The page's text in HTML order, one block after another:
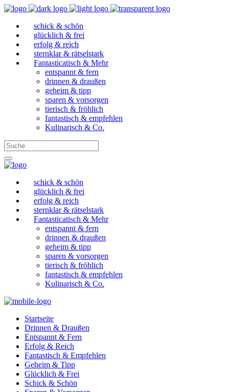
schick & schön
glücklich & frei
erfolg & reich
sternklar & rätselstark
Fantasticatisch & Mehr
entspannt & fern
drinnen & draußen
geheim & tipp
sparen & vorsorgen
tierisch & fröhlich
fantastisch & empfehlen
Kulinarisch & Co.
schick & schön
glücklich & frei
erfolg & reich
sternklar & rätselstark
Fantasticatisch & Mehr
entspannt & fern
drinnen & draußen
geheim & tipp
sparen & vorsorgen
tierisch & fröhlich
fantastisch & empfehlen
Kulinarisch & Co.
Startseite
Drinnen & Draußen
Entspannt & Fern
Erfolg & Reich
Fantastisch & Empfehlen
Geheim & Tipp
Glücklich & Frei
Schick & Schön